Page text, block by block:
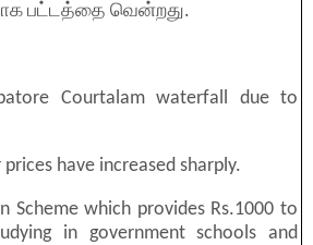
பட்டத்தை வென்றது.
Courtalam waterfall due to
have increased sharply.
Scheme which provides Rs.1000 to
in government schools and